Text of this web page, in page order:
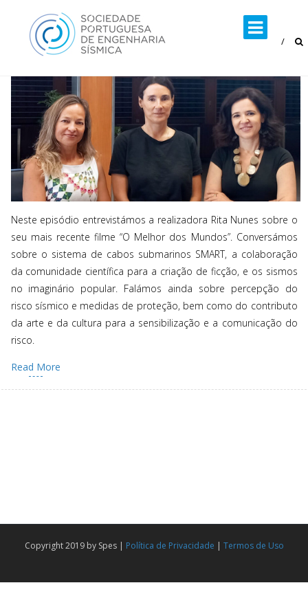
content
Neste episódio entrevistámos a realizadora Rita Nunes sobre o
seu mais recente filme “O Melhor dos Mundos”. Conversámos
sobre o sistema de cabos submarinos SMART, a colaboração
da comunidade científica para a criação de ficção, e os sismos
no imaginário popular. Falámos ainda sobre percepção do
risco sísmico e medidas de proteção, bem como do contributo
da arte e da cultura para a sensibilização e a comunicação do
risco.
Read More
Copyright 2019 by Spes | Política de Privacidade | Termos de Uso